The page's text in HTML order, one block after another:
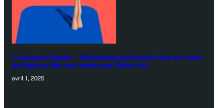
« Careless People » : Révélations explosives d’une ex-cadre
de Meta en tête des ventes aux États-Unis
avril 1, 2025